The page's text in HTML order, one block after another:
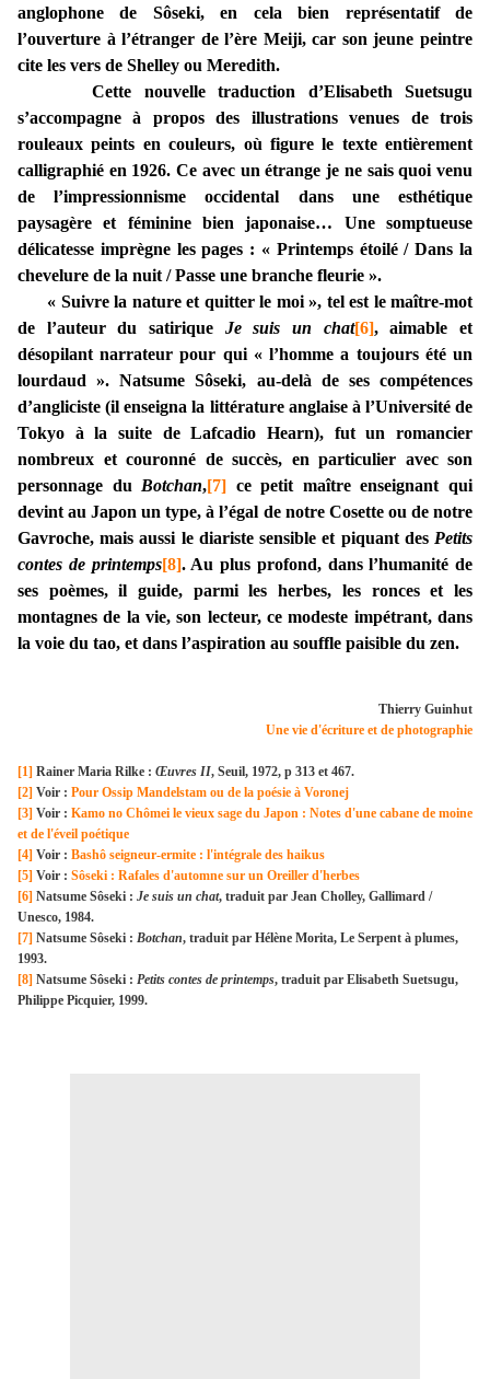
anglophone de Sôseki, en cela bien représentatif de
l’ouverture à l’étranger de l’ère Meiji, car son jeune peintre
cite les vers de Shelley ou Meredith.
Cette nouvelle traduction d’Elisabeth Suetsugu
s’accompagne à propos des illustrations venues de trois
rouleaux peints en couleurs, où figure le texte entièrement
calligraphié en 1926. Ce avec un étrange je ne sais quoi venu
de l’impressionnisme occidental dans une esthétique
paysagère et féminine bien japonaise… Une somptueuse
délicatesse imprègne les pages : « Printemps étoilé / Dans la
chevelure de la nuit / Passe une branche fleurie ».
« Suivre la nature et quitter le moi », tel est le maître-mot
de l’auteur du satirique Je suis un chat[6], aimable et
désopilant narrateur pour qui « l’homme a toujours été un
lourdaud ». Natsume Sôseki, au-delà de ses compétences
d’angliciste (il enseigna la littérature anglaise à l’Université de
Tokyo à la suite de Lafcadio Hearn), fut un romancier
nombreux et couronné de succès, en particulier avec son
personnage du Botchan,[7] ce petit maître enseignant qui
devint au Japon un type, à l’égal de notre Cosette ou de notre
Gavroche, mais aussi le diariste sensible et piquant des Petits
contes de printemps[8]. Au plus profond, dans l’humanité de
ses poèmes, il guide, parmi les herbes, les ronces et les
montagnes de la vie, son lecteur, ce modeste impétrant, dans
la voie du tao, et dans l’aspiration au souffle paisible du zen.
Thierry Guinhut
Une vie d'écriture et de photographie
[1] Rainer Maria Rilke : Œuvres II, Seuil, 1972, p 313 et 467.
[2] Voir : Pour Ossip Mandelstam ou de la poésie à Voronej
[3] Voir : Kamo no Chômei le vieux sage du Japon : Notes d'une cabane de moine
et de l'éveil poétique
[4] Voir : Bashô seigneur-ermite : l'intégrale des haikus
[5] Voir : Sôseki : Rafales d'automne sur un Oreiller d'herbes
[6] Natsume Sôseki : Je suis un chat, traduit par Jean Cholley, Gallimard /
Unesco, 1984.
[7] Natsume Sôseki : Botchan, traduit par Hélène Morita, Le Serpent à plumes,
1993.
[8] Natsume Sôseki : Petits contes de printemps, traduit par Elisabeth Suetsugu,
Philippe Picquier, 1999.